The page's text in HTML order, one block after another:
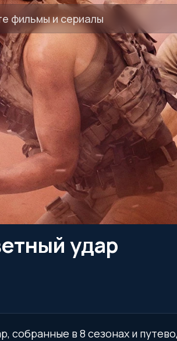
удар
собранные в 8 сезонах и